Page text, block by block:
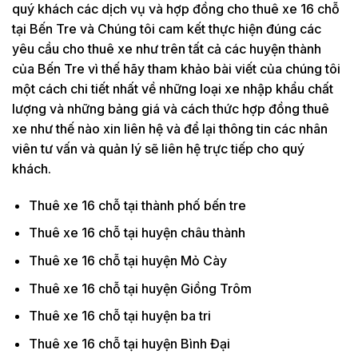
quý khách các dịch vụ và hợp đồng cho thuê xe 16 chỗ
tại Bến Tre và Chúng tôi cam kết thực hiện đúng các
yêu cầu cho thuê xe như trên tất cả các huyện thành
của Bến Tre vì thế hãy tham khảo bài viết của chúng tôi
một cách chi tiết nhất về những loại xe nhập khẩu chất
lượng và những bảng giá và cách thức hợp đồng thuê
xe như thế nào xin liên hệ và để lại thông tin các nhân
viên tư vấn và quản lý sẽ liên hệ trực tiếp cho quý
khách.
Thuê xe 16 chỗ tại thành phố bến tre
Thuê xe 16 chỗ tại huyện châu thành
Thuê xe 16 chỗ tại huyện Mỏ Cày
Thuê xe 16 chỗ tại huyện Giồng Trôm
Thuê xe 16 chỗ tại huyện ba tri
Thuê xe 16 chỗ tại huyện Bình Đại